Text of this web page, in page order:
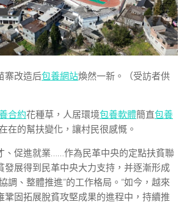
寨改造后包養網站煥然一新。（受訪者供
合約花種草，人居環境包養軟體簡直包養
在的幫扶變化，讓村民很感慨。
、促進就業……作為民革中央的定點扶貧聯
發展得到民革中央大力支持，并逐漸形成
調、整體推進”的工作格局。“如今，越來
鞏固拓展脫貧攻堅成果的進程中，持續推